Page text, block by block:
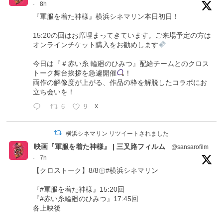
· 8h
『軍服を着た神様』横浜シネマリン本日初日！
15:20の回はお席埋まってきています。ご来場予定の方は
オンラインチケット購入をお勧めします
今日は『＃赤い糸 輪廻のひみつ』配給チームとのクロス
トーク舞台挨拶を急遽開催
！
両作の解像度が上がる、作品の枠を解脱したコラボにお
立ち会いを！
6 9 X
横浜シネマリン リツイートされました
映画『軍服を着た神様』 | 三叉路フィルム
@sansarofilm
·
7h
【クロストーク】8/8㊏#横浜シネマリン
『#軍服を着た神様』15:20回
『#赤い糸輪廻のひみつ』17:45回
各上映後